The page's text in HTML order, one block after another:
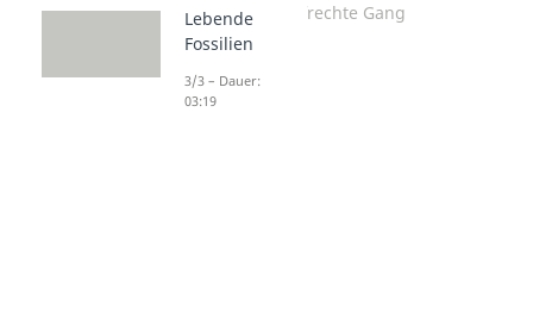
Der aufrechte Gang
Lebende
Fossilien
3/3 – Dauer:
03:19